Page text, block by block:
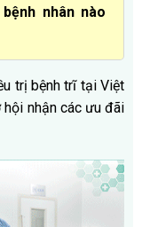
nhân nào
trị bệnh trĩ tại Việt
hội nhận các ưu đãi